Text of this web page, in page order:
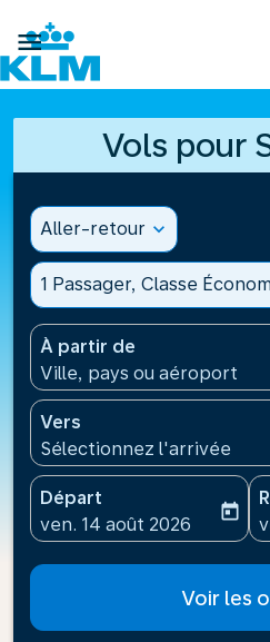

Vols pour
Aller-retour expand_more
1 Passager, Classe
À partir de
Ville, pays ou aéroport
Vers
Sélectionnez l'arrivée
Départ
fc-booking-departure-
ven. 14 août 2026
today
Voir les